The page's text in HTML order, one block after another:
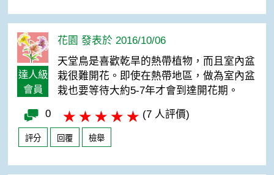
達人級
會員
花園 發表於 2016/10/06
天堂鳥是喜歡乾旱的熱帶植物，而且室內盆
栽很難開花。即使在熱帶地區，做為室內盆
栽也要等待大約5-7年才會到達開花期。
0 (7 人評價)
評分 回覆 檢舉